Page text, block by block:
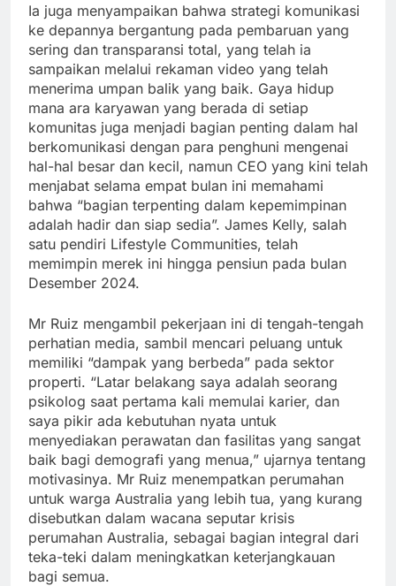
Ia juga menyampaikan bahwa strategi komunikasi
ke depannya bergantung pada pembaruan yang
sering dan transparansi total, yang telah ia
sampaikan melalui rekaman video yang telah
menerima umpan balik yang baik. Gaya hidup
mana ara karyawan yang berada di setiap
komunitas juga menjadi bagian penting dalam hal
berkomunikasi dengan para penghuni mengenai
hal-hal besar dan kecil, namun CEO yang kini telah
menjabat selama empat bulan ini memahami
bahwa “bagian terpenting dalam kepemimpinan
adalah hadir dan siap sedia”. James Kelly, salah
satu pendiri Lifestyle Communities, telah
memimpin merek ini hingga pensiun pada bulan
Desember 2024.
Mr Ruiz mengambil pekerjaan ini di tengah-tengah
perhatian media, sambil mencari peluang untuk
memiliki “dampak yang berbeda” pada sektor
properti. “Latar belakang saya adalah seorang
psikolog saat pertama kali memulai karier, dan
saya pikir ada kebutuhan nyata untuk
menyediakan perawatan dan fasilitas yang sangat
baik bagi demografi yang menua,” ujarnya tentang
motivasinya. Mr Ruiz menempatkan perumahan
untuk warga Australia yang lebih tua, yang kurang
disebutkan dalam wacana seputar krisis
perumahan Australia, sebagai bagian integral dari
teka-teki dalam meningkatkan keterjangkauan
bagi semua.